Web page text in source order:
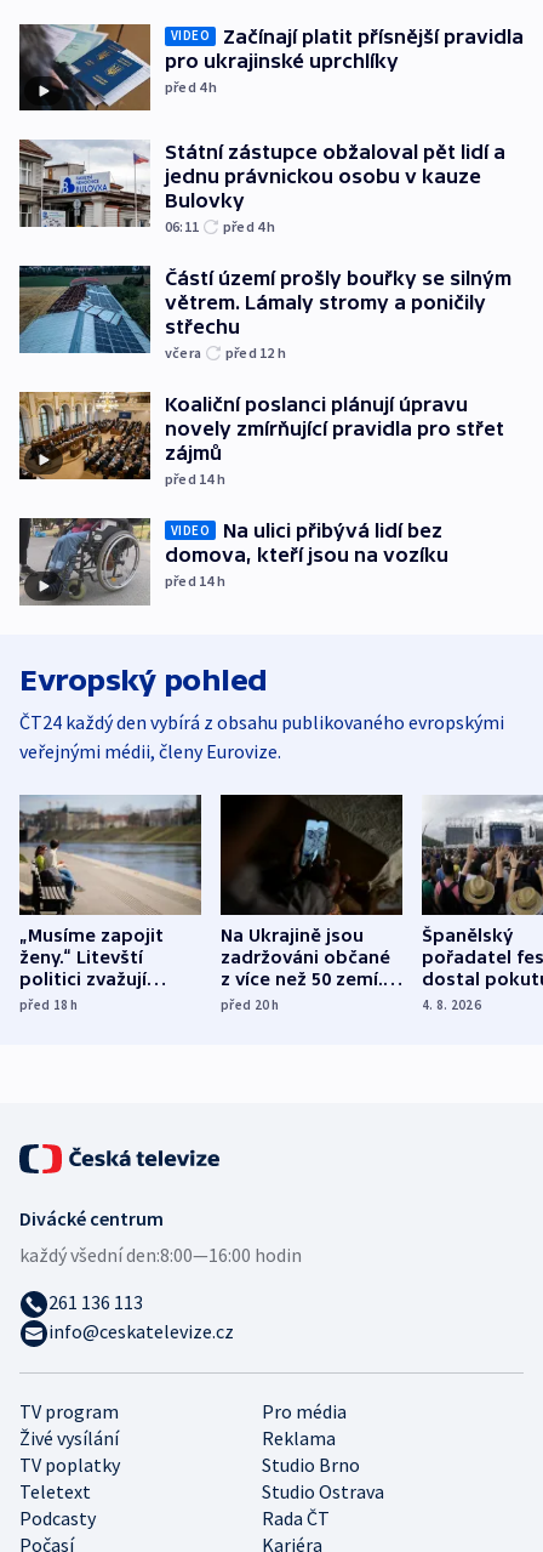
VIDEO
Začínají platit přísnější pravidla
pro ukrajinské uprchlíky
před 4h
Státní zástupce obžaloval pět lidí a
jednu právnickou osobu v kauze
Bulovky
06:11 před 4h
Částí území prošly bouřky se silným
větrem. Lámaly stromy a poničily
střechu
včera před 12 h
Koaliční poslanci plánují úpravu
novely zmírňující pravidla pro střet
zájmů
před 14h
VIDEO
Na ulici přibývá lidí bez
domova, kteří jsou na vozíku
před 14h
Evropský pohled
ČT24 každý den vybírá z obsahu publikovaného evropskými
veřejnými médii, členy Eurovize.
„Musíme zapojit
ženy.“ Litevští
politici zvažují
dohodu o
před 18h
Na Ukrajině jsou
zadržováni občané
z více než 50 zemí.
Bojovali na straně
před 20h
Španělský
pořadatel
dostal
nekalé
4. 8. 2026
TV program
Pro média
Živé vysílání
Reklama
TV poplatky
Studio Brno
Teletext
Studio Ostrava
Podcasty
Rada ČT
Počasí
Kariéra
Divácké centrum
každý všední den:8:00—16:00 hodin
261 136 113
info@ceskatelevize.cz